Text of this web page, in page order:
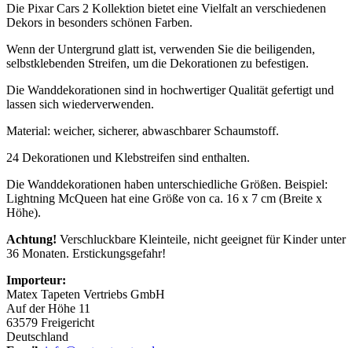
Die Pixar Cars 2 Kollektion bietet eine Vielfalt an verschiedenen
Dekors in besonders schönen Farben.
Wenn der Untergrund glatt ist, verwenden Sie die beiligenden,
selbstklebenden Streifen, um die Dekorationen zu befestigen.
Die Wanddekorationen sind in hochwertiger Qualität gefertigt und
lassen sich wiederverwenden.
Material: weicher, sicherer, abwaschbarer Schaumstoff.
24 Dekorationen und Klebstreifen sind enthalten.
Die Wanddekorationen haben unterschiedliche Größen. Beispiel:
Lightning McQueen hat eine Größe von ca. 16 x 7 cm (Breite x
Höhe).
Achtung! Verschluckbare Kleinteile, nicht geeignet für Kinder unter
36 Monaten. Erstickungsgefahr!
Importeur:
Matex Tapeten Vertriebs GmbH
Auf der Höhe 11
63579 Freigericht
Deutschland